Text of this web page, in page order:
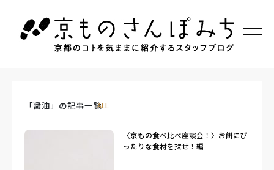
「醤油」の記事一覧ALL
〈京もの食べ比べ座談会！〉お餅にぴ
ったりな食材を探せ！編